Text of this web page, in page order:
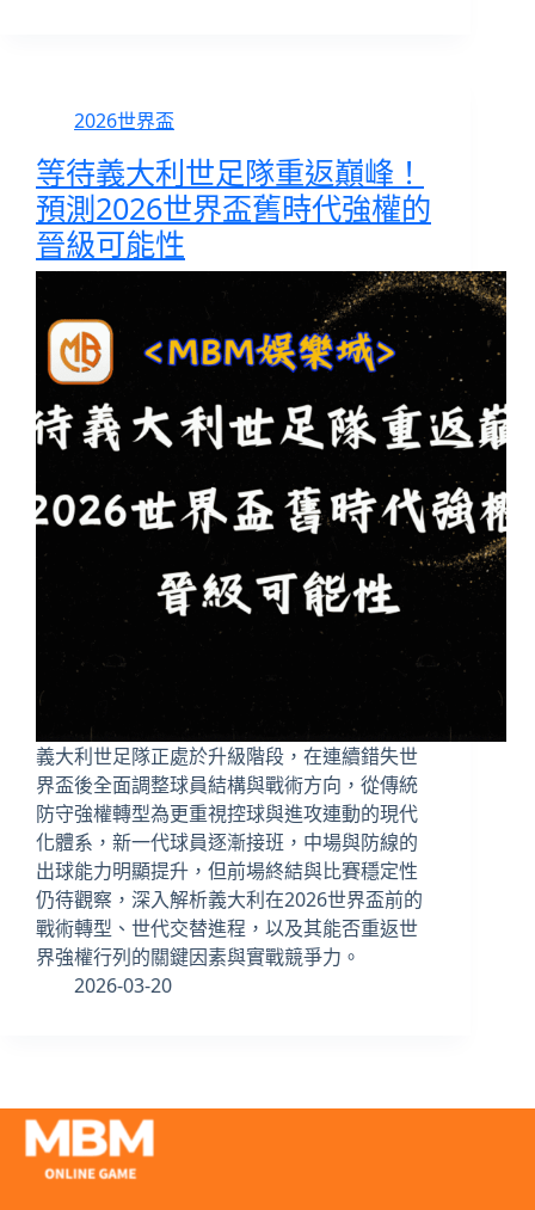
2026世界盃
等待義大利世足隊重返巔峰！
預測2026世界盃舊時代強權的
晉級可能性
義大利世足隊正處於升級階段，在連續錯失世
界盃後全面調整球員結構與戰術方向，從傳統
防守強權轉型為更重視控球與進攻連動的現代
化體系，新一代球員逐漸接班，中場與防線的
出球能力明顯提升，但前場終結與比賽穩定性
仍待觀察，深入解析義大利在2026世界盃前的
戰術轉型、世代交替進程，以及其能否重返世
界強權行列的關鍵因素與實戰競爭力。
2026-03-20